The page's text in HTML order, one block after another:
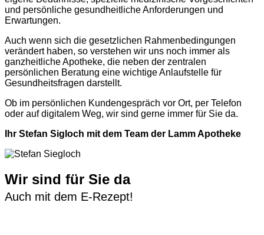
und persönliche gesundheitliche Anforderungen und
Erwartungen.
Auch wenn sich die gesetzlichen Rahmenbedingungen
verändert haben, so verstehen wir uns noch immer als
ganzheitliche Apotheke, die neben der zentralen
persönlichen Beratung eine wichtige Anlaufstelle für
Gesundheitsfragen darstellt.
Ob im persönlichen Kundengespräch vor Ort, per Telefon
oder auf digitalem Weg, wir sind gerne immer für Sie da.
Ihr Stefan Sigloch mit dem Team der Lamm Apotheke
Wir sind für Sie da
Auch mit dem E-Rezept!